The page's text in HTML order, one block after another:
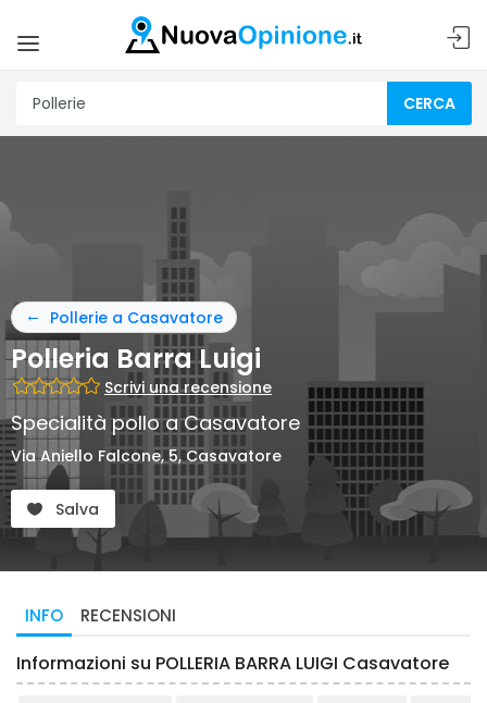
CERCA
Pollerie a Casavatore
Polleria Barra Luigi
Scrivi una recensione
Specialità pollo a Casavatore
Via Aniello Falcone, 5, Casavatore
Salva
INFO RECENSIONI
Informazioni su POLLERIA BARRA LUIGI Casavatore